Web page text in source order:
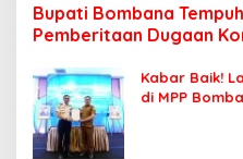
Bupati Bombana
Pemberitaan Dugaan
Kabar Baik!
di MPP